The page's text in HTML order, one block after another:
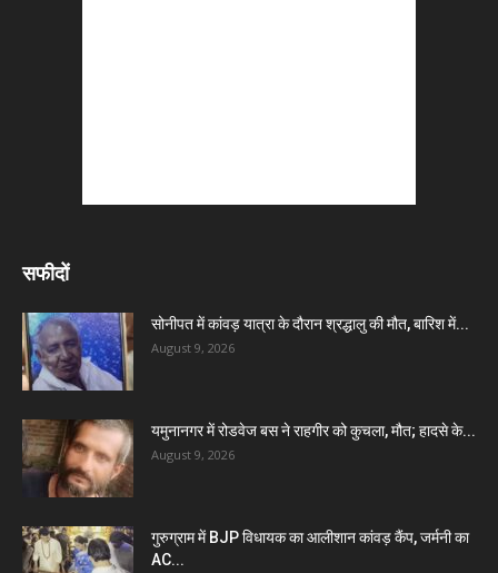
सफीदों
सोनीपत में कांवड़ यात्रा के दौरान श्रद्धालु की मौत, बारिश में...
August 9, 2026
यमुनानगर में रोडवेज बस ने राहगीर को कुचला, मौत; हादसे के...
August 9, 2026
गुरुग्राम में BJP विधायक का आलीशान कांवड़ कैंप, जर्मनी का
AC...